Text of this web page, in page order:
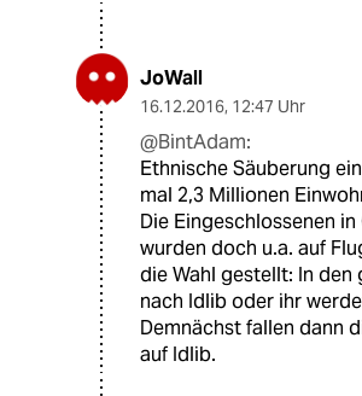
JoWall
16.12.2016, 12:47 Uhr
@BintAdam:
Ethnische Säuberung
mal 2,3 Millionen
Die Eingeschlossenen
wurden doch u.a. auf
die Wahl gestellt: In den
nach Idlib oder ihr
Demnächst fallen dann
auf Idlib.